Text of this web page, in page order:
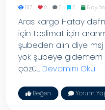
817 0 0 0 5 ay
Aras kargo Hatay
için teslimat için
şubeden alın diye
yok şubeye gidemem
çözü... Devamını Oku
Beğen Yorum